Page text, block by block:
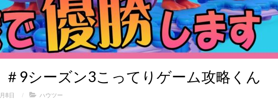
＃9シーズン3こってりゲーム攻略くん
8日 / ハウツー